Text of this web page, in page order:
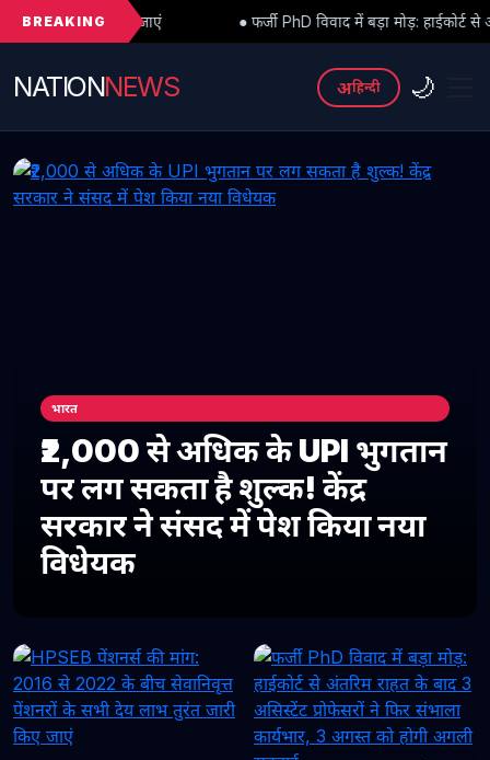
BREAKING● फर्जी PhD विवाद में बड़ा मोड़: हाईकोर्ट से अंतरिम राहत के बाद 3
NATIONNEWS अहिन्दी 🌙
भारत
₹2,000 से अधिक के UPI भुगतान
पर लग सकता है शुल्क! केंद्र
सरकार ने संसद में पेश किया नया
विधेयक